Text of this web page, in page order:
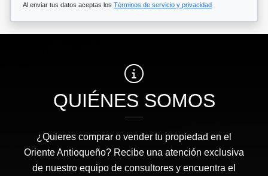
Al enviar tus datos aceptas los Términos de servicio y privacidad
QUIÉNES SOMOS
¿Quieres comprar o vender tu propiedad en el
Oriente Antioqueño? Recibe una atención exclusiva
de nuestro equipo de consultores y encuentra el